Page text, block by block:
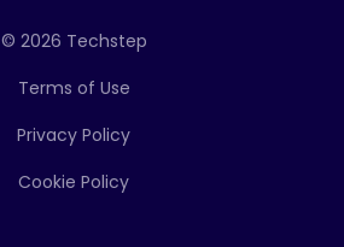
© 2026 Techstep
Terms of Use
Privacy Policy
Cookie Policy